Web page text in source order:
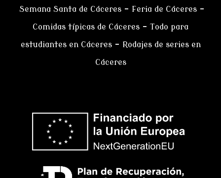
Semana Santa de Cáceres– Feria de Cáceres –
Comidas típicas de Cáceres – Todo para
estudiantes en Cáceres– Rodajes de series en
Cáceres